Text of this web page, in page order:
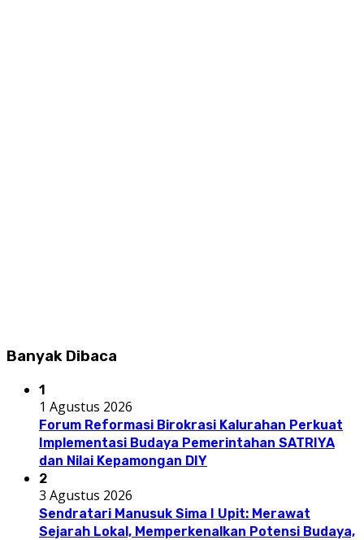
Banyak Dibaca
1
1 Agustus 2026
Forum Reformasi Birokrasi Kalurahan Perkuat
Implementasi Budaya Pemerintahan SATRIYA
dan Nilai Kepamongan DIY
2
3 Agustus 2026
Sendratari Manusuk Sima I Upit: Merawat
Sejarah Lokal, Memperkenalkan Potensi Budaya,